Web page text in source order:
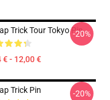
Trick Tour Tokyo Pin
€ - 12,00 €
-20%
Trick Pin -20%